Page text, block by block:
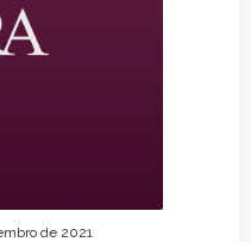
de 2021